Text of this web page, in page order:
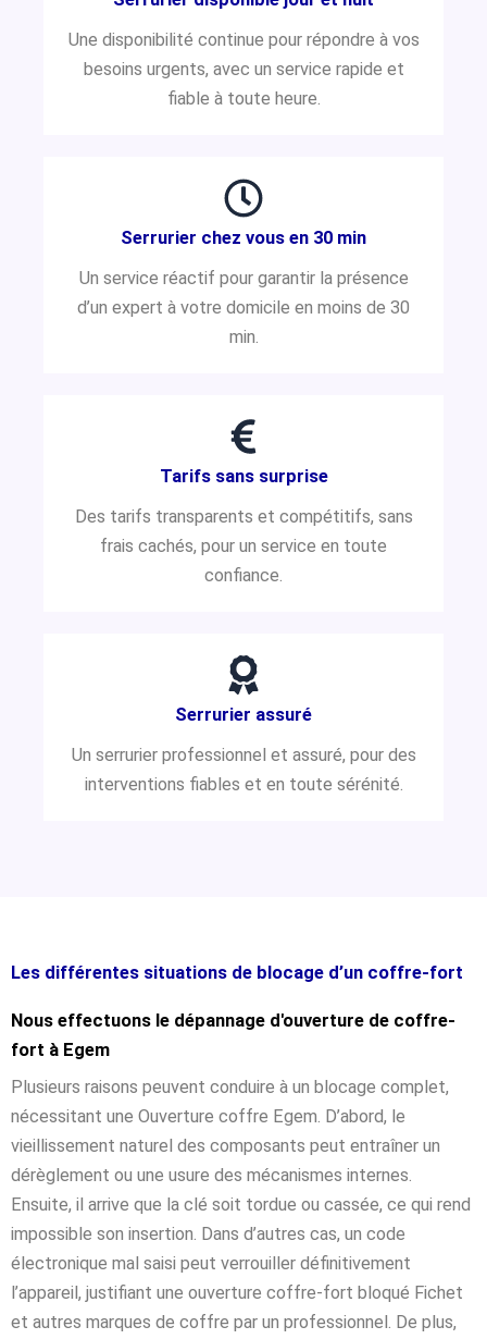
Une disponibilité continue pour répondre à vos
besoins urgents, avec un service rapide et
fiable à toute heure.
Serrurier chez vous en 30 min
Un service réactif pour garantir la présence
d’un expert à votre domicile en moins de 30
min.
Tarifs sans surprise
Des tarifs transparents et compétitifs, sans
frais cachés, pour un service en toute
confiance.
Serrurier assuré
Un serrurier professionnel et assuré, pour des
interventions fiables et en toute sérénité.
Les différentes situations de blocage d’un coffre-fort
Nous effectuons le dépannage d'ouverture de coffre-
fort à Egem
Plusieurs raisons peuvent conduire à un blocage complet,
nécessitant une Ouverture coffre Egem. D’abord, le
vieillissement naturel des composants peut entraîner un
dérèglement ou une usure des mécanismes internes.
Ensuite, il arrive que la clé soit tordue ou cassée, ce qui rend
impossible son insertion. Dans d’autres cas, un code
électronique mal saisi peut verrouiller définitivement
l’appareil, justifiant une ouverture coffre-fort bloqué Fichet
et autres marques de coffre par un professionnel. De plus,